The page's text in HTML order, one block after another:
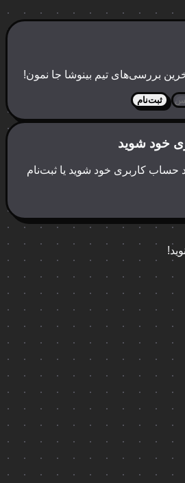
بررسی‌های تیم بینوشا جا نمون!
ثبت‌نام
خود شوید
حساب کاربری خود شوید یا ثبت‌نام